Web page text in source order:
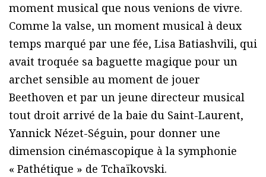
moment musical que nous venions de vivre.
Comme la valse, un moment musical à deux
temps marqué par une fée, Lisa Batiashvili, qui
avait troquée sa baguette magique pour un
archet sensible au moment de jouer
Beethoven et par un jeune directeur musical
tout droit arrivé de la baie du Saint-Laurent,
Yannick Nézet-Séguin, pour donner une
dimension cinémascopique à la symphonie
« Pathétique » de Tchaïkovski.